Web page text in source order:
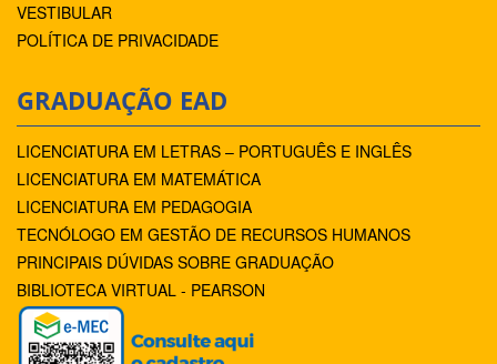
VESTIBULAR
POLÍTICA DE PRIVACIDADE
GRADUAÇÃO EAD
LICENCIATURA EM LETRAS – PORTUGUÊS E INGLÊS
LICENCIATURA EM MATEMÁTICA
LICENCIATURA EM PEDAGOGIA
TECNÓLOGO EM GESTÃO DE RECURSOS HUMANOS
PRINCIPAIS DÚVIDAS SOBRE GRADUAÇÃO
BIBLIOTECA VIRTUAL - PEARSON